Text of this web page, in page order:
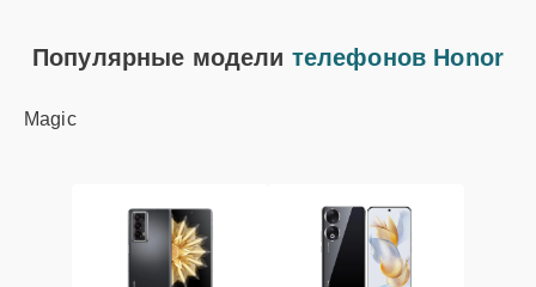
Популярные модели телефонов Honor
Magic